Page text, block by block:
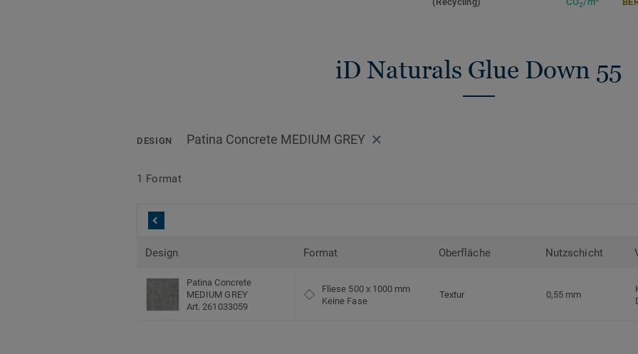
>> Erfahren Sie mehr über Tarkett
2
iD Naturals Glue Down 55
DESIGN Patina Concrete MEDIUM GREY
1 Format
Design Format Oberfläche Nutzschicht
Patina Concrete
MEDIUM GREY
Art. 261033059
Fliese 500 x 1000 mm
Keine Fase
Textur 0,55 mm